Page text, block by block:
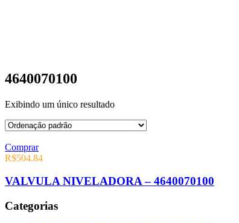
4640070100
Exibindo um único resultado
Comprar
R$504.84
VALVULA NIVELADORA – 4640070100
Categorias